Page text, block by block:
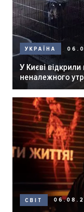
УКРАЇНА
У Києві
неналежного
розпліднику
СВІТ